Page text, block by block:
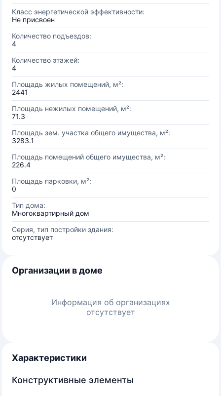
Класс энергетической эффективности:
Не присвоен
Количество подъездов:
4
Количество этажей:
4
Площадь жилых помещений, м²:
2441
Площадь нежилых помещений, м²:
71.3
Площадь зем. участка общего имущества, м²:
3283.1
Площадь помещений общего имущества, м²:
226.4
Площадь парковки, м²:
0
Тип дома:
Многоквартирный дом
Серия, тип постройки здания:
отсутствует
Организации в доме
Информация об организациях
отсутствует
Характеристики
Конструктивные элементы